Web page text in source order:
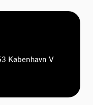
København V